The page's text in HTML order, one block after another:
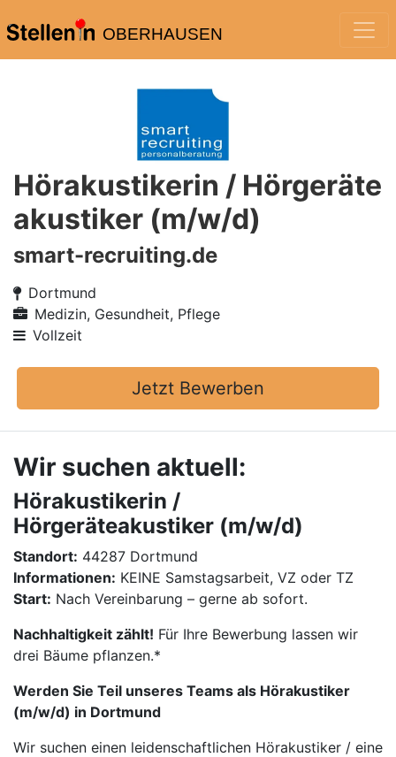
OBERHAUSEN
Hörakustikerin / Hörgeräte
akustiker (m/w/d)
smart-recruiting.de
Dortmund
Medizin, Gesundheit, Pflege
Vollzeit
Jetzt Bewerben
Wir suchen aktuell:
Hörakustikerin /
Hörgeräteakustiker (m/w/d)
Standort: 44287 Dortmund
Informationen: KEINE Samstagsarbeit, VZ oder TZ
Start: Nach Vereinbarung – gerne ab sofort.
Nachhaltigkeit zählt! Für Ihre Bewerbung lassen wir
drei Bäume pflanzen.*
Werden Sie Teil unseres Teams als Hörakustiker
(m/w/d) in Dortmund
Wir suchen einen leidenschaftlichen Hörakustiker / eine